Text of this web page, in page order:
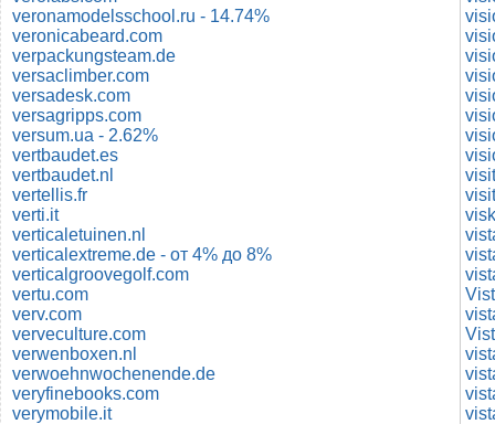
veronamodelsschool.ru - 14.74%
veronicabeard.com
verpackungsteam.de
versaclimber.com
versadesk.com
versagripps.com
versum.ua - 2.62%
vertbaudet.es
vertbaudet.nl
vertellis.fr
verti.it
verticaletuinen.nl
verticalextreme.de - от 4% до 8%
verticalgroovegolf.com
vertu.com
verv.com
verveculture.com
verwenboxen.nl
verwoehnwochenende.de
veryfinebooks.com
verymobile.it